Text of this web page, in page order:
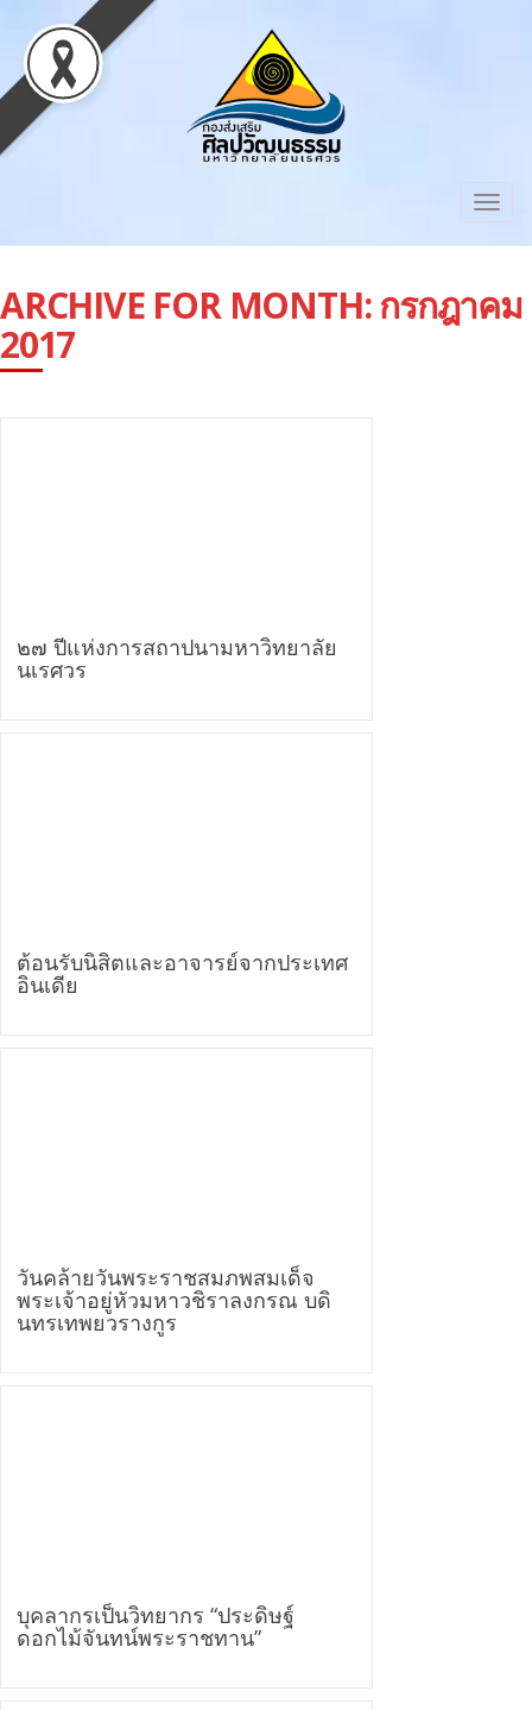
ARCHIVE FOR MONTH:กรกฎาคม
2017
๒๗ ปีแห่งการสถาปนามหาวิทยาลัย
นเรศวร
ต้อนรับนิสิตและอาจารย์จากประเทศ
อินเดีย
วันคล้ายวันพระราชสมภพสมเด็จ
พระเจ้าอยู่หัวมหาวชิราลงกรณ บดิ
นทรเทพยวรางกูร
บุคลากรเป็นวิทยากร “ประดิษฐ์
ดอกไม้จันทน์พระราชทาน”